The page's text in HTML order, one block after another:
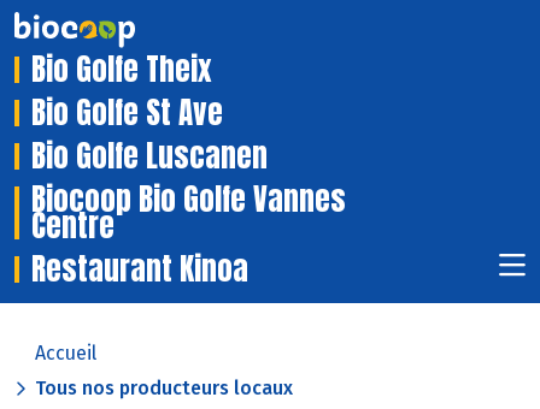
Bio Golfe Theix
Bio Golfe St Ave
Bio Golfe Luscanen
Biocoop Bio Golfe Vannes
Centre
Restaurant Kinoa
Accueil
Tous nos producteurs locaux